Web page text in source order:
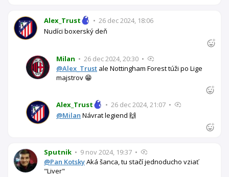
Alex_Trust • 26 dec 2024, 18:06
Nudíci boxerský deň
Milan • 26 dec 2024, 20:30 •
@Alex_Trust ale Nottingham Forest túži po Lige
majstrov 😁
Alex_Trust • 26 dec 2024, 21:07 •
@Milan Návrat legiend 🙌
Sputnik • 9 nov 2024, 19:37 •
@Pan KotskyAká šanca, tu stačí jednoducho vziať
"Liver"